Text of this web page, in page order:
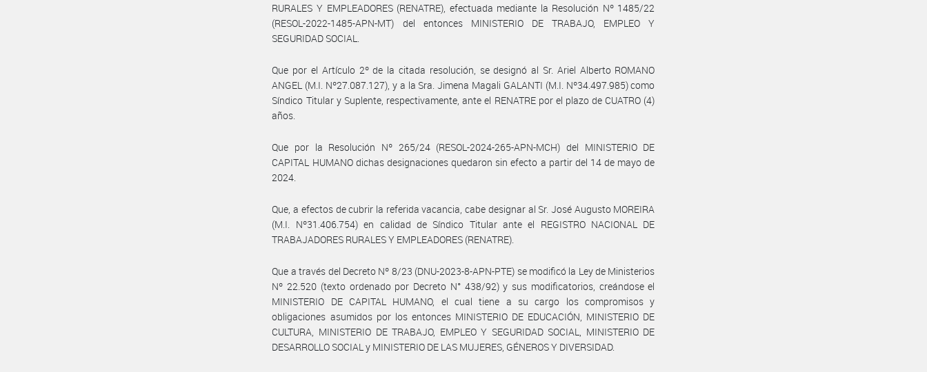
RURALES Y EMPLEADORES (RENATRE), efectuada mediante la Resolución Nº 1485/22
(RESOL-2022-1485-APN-MT) del entonces MINISTERIO DE TRABAJO, EMPLEO Y
SEGURIDAD SOCIAL.
Que por el Artículo 2º de la citada resolución, se designó al Sr. Ariel Alberto ROMANO
ANGEL (M.I. Nº27.087.127), y a la Sra. Jimena Magali GALANTI (M.I. Nº34.497.985) como
Síndico Titular y Suplente, respectivamente, ante el RENATRE por el plazo de CUATRO (4)
años.
Que por la Resolución Nº 265/24 (RESOL-2024-265-APN-MCH) del MINISTERIO DE
CAPITAL HUMANO dichas designaciones quedaron sin efecto a partir del 14 de mayo de
2024.
Que, a efectos de cubrir la referida vacancia, cabe designar al Sr. José Augusto MOREIRA
(M.I. Nº31.406.754) en calidad de Síndico Titular ante el REGISTRO NACIONAL DE
TRABAJADORES RURALES Y EMPLEADORES (RENATRE).
Que a través del Decreto Nº 8/23 (DNU-2023-8-APN-PTE) se modificó la Ley de Ministerios
Nº 22.520 (texto ordenado por Decreto N° 438/92) y sus modificatorios, creándose el
MINISTERIO DE CAPITAL HUMANO, el cual tiene a su cargo los compromisos y
obligaciones asumidos por los entonces MINISTERIO DE EDUCACIÓN, MINISTERIO DE
CULTURA, MINISTERIO DE TRABAJO, EMPLEO Y SEGURIDAD SOCIAL, MINISTERIO DE
DESARROLLO SOCIAL y MINISTERIO DE LAS MUJERES, GÉNEROS Y DIVERSIDAD.